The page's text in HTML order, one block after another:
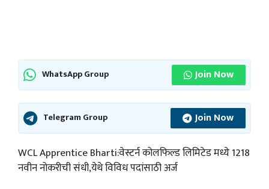
WhatsApp Group Join Now
Telegram Group Join Now
WCL Apprentice Bharti:वेस्टर्न कोलफिल्ड लिमिटेड मध्ये 1218
नवीन नोकरीची संधी,येथे विविध पदांसाठी अर्ज